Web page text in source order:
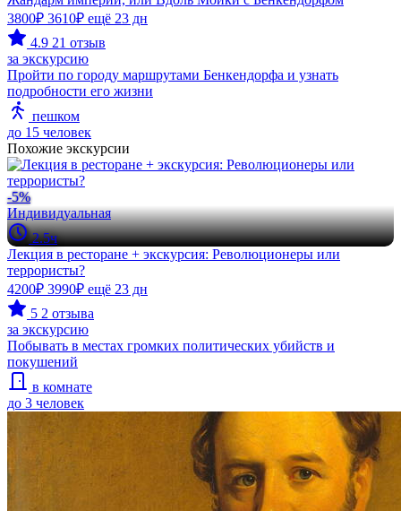
3800₽ 3610₽ ещё 23 дн
4.9 21 отзыв
за экскурсию
Пройти по городу маршрутами Бенкендорфа и узнать
подробности его жизни
пешком
до 15 человек
Похожие экскурсии
-5%
Индивидуальная
2.5ч
Лекция в ресторане + экскурсия: Революционеры или
террористы?
4200₽ 3990₽ ещё 23 дн
5 2 отзыва
за экскурсию
Побывать в местах громких политических убийств и
покушений
в комнате
до 3 человек